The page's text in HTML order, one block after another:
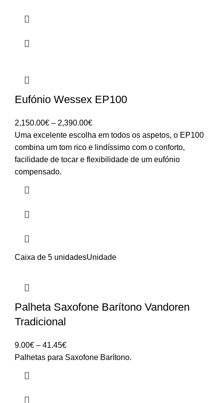
Eufónio Wessex EP100
2,150.00€ – 2,390.00€Price
range:
2,150.00€
through
Uma excelente escolha em todos os aspetos, o EP100
combina um tom rico e lindíssimo com o conforto,
facilidade de tocar e flexibilidade de um eufónio
compensado.
Caixa de 5 unidadesUnidade
Palheta Saxofone Barítono Vandoren
Tradicional
9.00€ – 41.45€Price
range:
Palhetas para Saxofone Barítono.